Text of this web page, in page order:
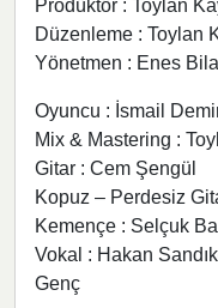
Prodüktör : Toylan
Düzenleme : Toylan
Yönetmen : Enes
Oyuncu : İsmail
Mix & Mastering :
Gitar : Cem Şengül
Kopuz – Perdesiz
Kemençe : Selçuk
Vokal : Hakan
Genç